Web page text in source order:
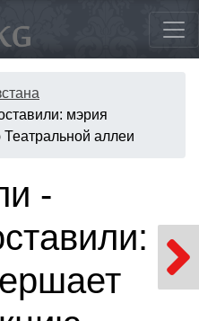
мэрия
аллеи
-